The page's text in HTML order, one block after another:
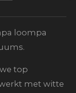
loompa
top
met witte